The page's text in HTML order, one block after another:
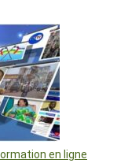
en ligne